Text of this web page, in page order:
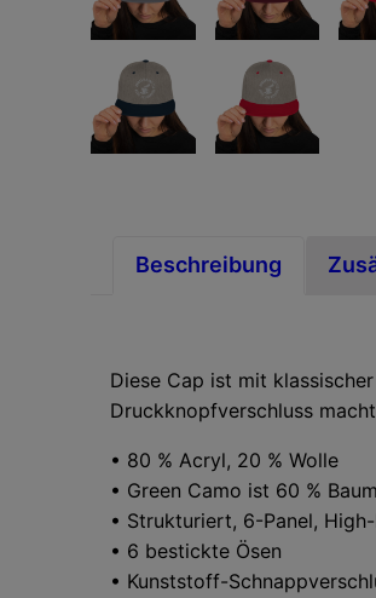
Beschreibung
Diese Cap ist mit
Druckknopfverschluss
• 80 % Acryl, 20 % Wolle
• Green Camo ist 60 %
• Strukturiert, 6-Panel,
• 6 bestickte Ösen
• Kunststoff-